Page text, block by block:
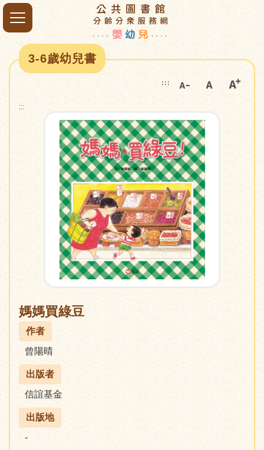
3-6歲幼兒書
:::
:::
媽媽買綠豆
作者
曾陽晴
出版者
信誼基金
出版地
-